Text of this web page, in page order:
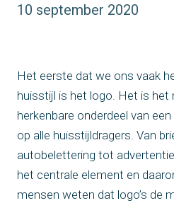
10 september 2020
Het eerste dat we ons vaak
huisstijl is het logo. Het is het
herkenbare onderdeel van
op alle huisstijldragers. Van
autobelettering tot
het centrale element en
mensen weten dat logo’s de